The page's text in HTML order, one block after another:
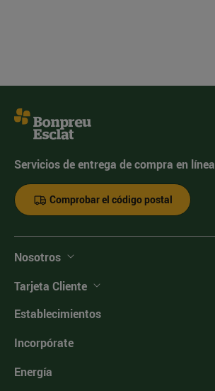
Servicios de entrega de compra en línea
Comprobar el código postal
Nosotros
Tarjeta Cliente
Establecimientos
Incorpórate
Energía